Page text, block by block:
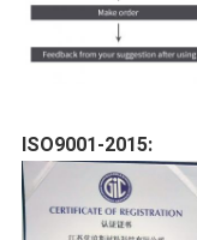
ISO9001-2015: